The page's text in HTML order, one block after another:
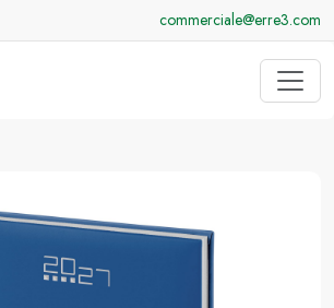
commerciale@erre3.com